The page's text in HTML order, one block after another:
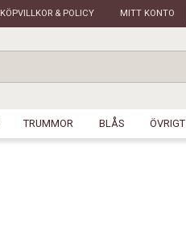
KÖPVILLKOR & POLICY MITT KONTO
TRUMMOR BLÅS ÖVRIGT